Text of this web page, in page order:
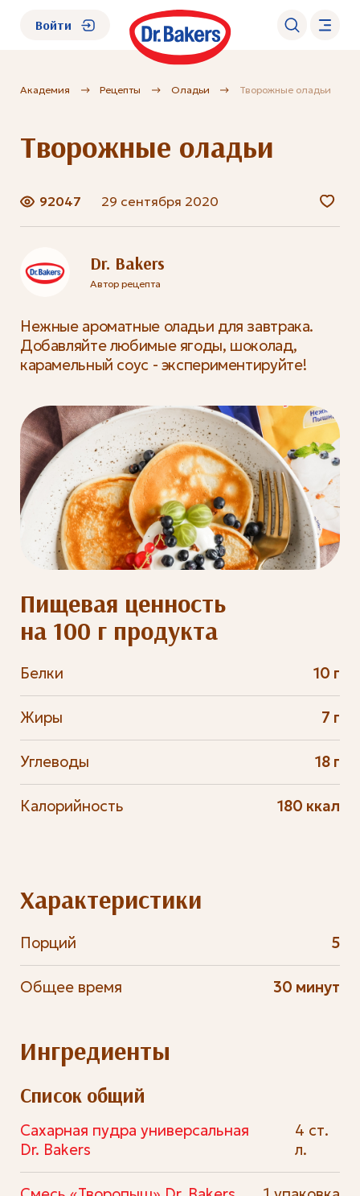
О нас
Каталог
Академия
Войти
Академия Рецепты Оладьи Творожные оладьи
Творожные оладьи
92047 29 сентября 2020
Dr. Bakers
Автор рецепта
Нежные ароматные оладьи для завтрака.
Добавляйте любимые ягоды, шоколад,
карамельный соус - экспериментируйте!
Пищевая ценность
на 100 г продукта
Белки 10 г
Жиры 7 г
Углеводы 18 г
Калорийность 180 ккал
Характеристики
Порций 5
Общее время 30 минут
Ингредиенты
Список общий
Сахарная пудра универсальная
Dr. Bakers
4 ст.
л.